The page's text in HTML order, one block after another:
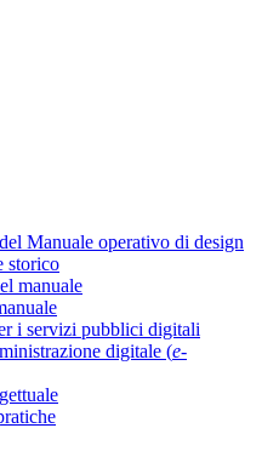
Manuale operativo di design
storico
manuale
i servizi pubblici digitali
digitale (e-